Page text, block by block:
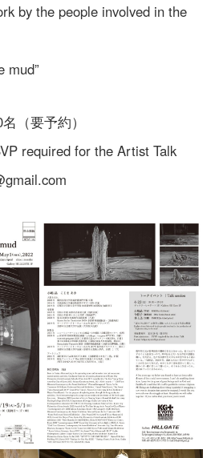
by the people involved in the
mud”
（要予約）
required for the Artist Talk